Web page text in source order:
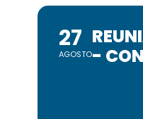
27
AGOSTO-